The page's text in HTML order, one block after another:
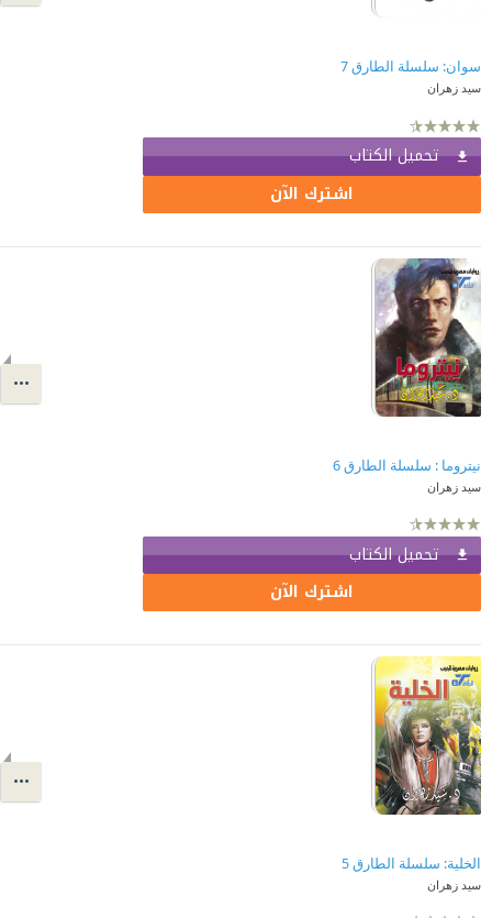
سوان: سلسلة الطارق 7
سيد زهران
تحميل الكتاب
اشترك الآن
نيتروما : سلسلة الطارق 6
سيد زهران
تحميل الكتاب
اشترك الآن
الخلية: سلسلة الطارق 5
سيد زهران